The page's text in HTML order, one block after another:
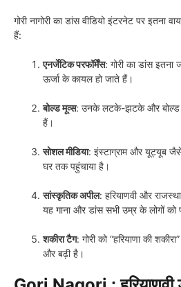
गोरी नागोरी का डांस वीडियो इंटरनेट पर इतना
हैं:
एनर्जेटिक परफॉर्मेंस: गोरी का डांस इतना
ऊर्जा के कायल हो जाते हैं।
बोल्ड मूव्स: उनके लटके-झटके और बोल्ड
हैं।
सोशल मीडिया: इंस्टाग्राम और यूट्यूब जैसे
घर तक पहुंचाया है।
सांस्कृतिक अपील: हरियाणवी और
यह गाना और डांस सभी उम्र के लोगों
शकीरा टैग: गोरी को “हरियाणा की
और बढ़ी है।